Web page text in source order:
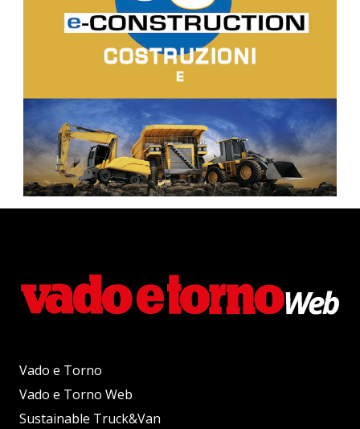
Vado e Torno
Vado e Torno Web
Sustainable Truck&Van